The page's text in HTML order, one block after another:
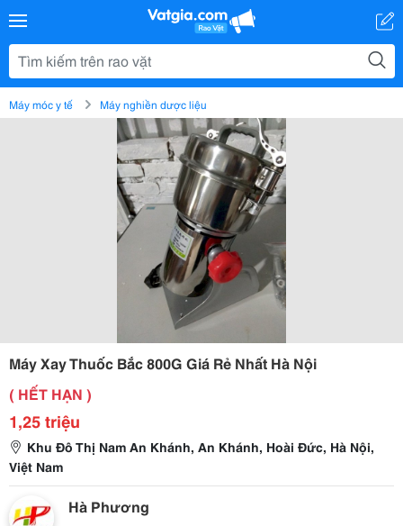
Máy móc y tế Máy nghiền dược liệu
Máy Xay Thuốc Bắc 800G Giá Rẻ Nhất Hà Nội
( HẾT HẠN )
1,25 triệu
Khu Đô Thị Nam An Khánh, An Khánh, Hoài Đức, Hà Nội,
Việt Nam
Hà Phương